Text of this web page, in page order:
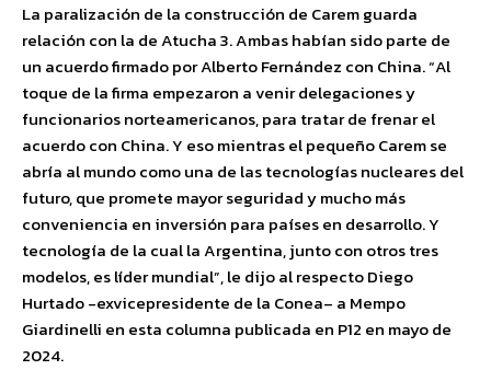
La paralización de la construcción de Carem guarda
relación con la de Atucha 3. Ambas habían sido parte de
un acuerdo firmado por Alberto Fernández con China. “Al
toque de la firma empezaron a venir delegaciones y
funcionarios norteamericanos, para tratar de frenar el
acuerdo con China. Y eso mientras el pequeño Carem se
abría al mundo como una de las tecnologías nucleares del
futuro, que promete mayor seguridad y mucho más
conveniencia en inversión para países en desarrollo. Y
tecnología de la cual la Argentina, junto con otros tres
modelos, es líder mundial”, le dijo al respecto Diego
Hurtado -exvicepresidente de la Conea– a Mempo
Giardinelli en esta columna publicada en P12 en mayo de
2024.